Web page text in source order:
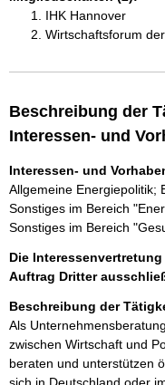
IHK Hannover
Wirtschaftsforum
Beschreibung der
Interessen- und
Interessen- und
Allgemeine Energiepolitik;
Sonstiges im Bereich
Sonstiges im Bereich
Die
Auftrag Dritter
Beschreibung der
Als
zwischen Wirtschaft und
beraten und unterstützen